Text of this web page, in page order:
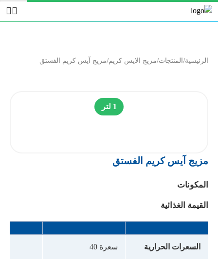
الرئيسية/ المنتجات/مزيج الايس كريم/مزيج آيس كريم الفستق
1 لتر
مزيج آيس كريم الفستق
المكونات
القيمة الغذائية
السعرات الحرارية سعرة 40